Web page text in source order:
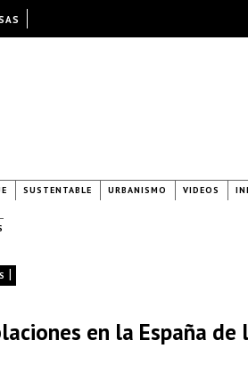
SUSTENTABLE URBANISMO VIDEOS
|
en la España